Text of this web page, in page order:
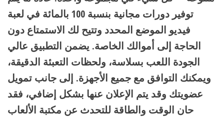
توفير دورات مجانية بنسبة 100 بالمائة في لعبة
فيديو الموضع المحدد وتتيح لك الاستمتاع دون
الحاجة إلى أموالك الخاصة. يضمن التطبيق عالي
الجودة اللعب بسلاسة، ولحظات التعبئة الدقيقة،
ويمكنك التوافق مع جميع الأجهزة. إلى جانب تمويل
عضويتك وقد يتم الإعلان عنها بشكل إضافي، فقد
حان الوقت والطاقة للتحدث عن مكتبة الألعاب